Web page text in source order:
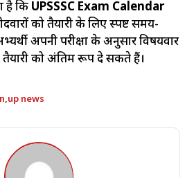
है कि UPSSSC Exam Calendar
को तैयारी के लिए स्पष्ट समय-
अपनी परीक्षा के अनुसार विषयवार
को अंतिम रूप दे सकते हैं।
,up news